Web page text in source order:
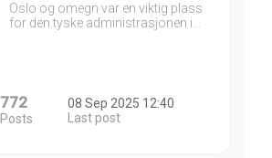
Oslo og omegn var en viktig plass
for den tyske administrasjonen i…
772
Posts
08 Sep 2025 12:40
Last post